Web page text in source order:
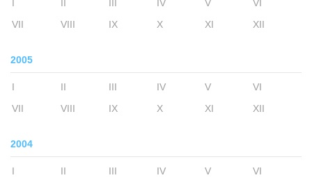
I II III IV V
VI
VII
VIII IX X XI XII
2005
I II III IV V
VI
VII
VIII IX X XI XII
2004
I II III IV V
VI